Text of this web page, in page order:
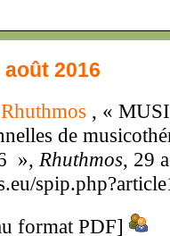
2016
Rhuthmos , «
de
», Rhuthmos, 29
format PDF]